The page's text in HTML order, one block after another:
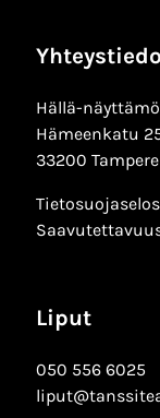
Hällä-näyttämö
Hämeenkatu
33200 Tampere
Liput
050 556 6025